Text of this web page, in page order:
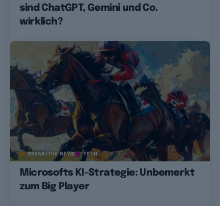
sind ChatGPT, Gemini und Co.
wirklich?
BREAK/THE NEWS TECH
Microsofts KI-Strategie: Unbemerkt
zum Big Player